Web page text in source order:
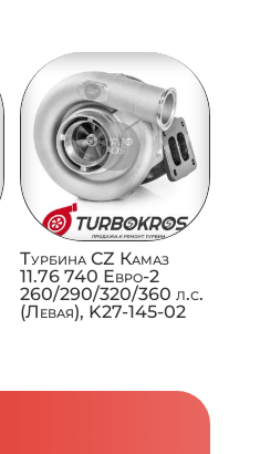
Турбина CZ Камаз
11.76 740 Евро-2
260/290/320/360 л.с.
(Левая), K27-145-02